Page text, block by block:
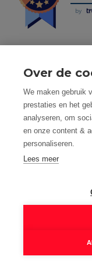
by
Mindset Real
Nacecode 68.100
BIV
M Vastgoed is
van het
Disclaimer
Over de
We maken gebruik
prestaties en het
analyseren, om
en onze content &
personaliseren.
Lees meer